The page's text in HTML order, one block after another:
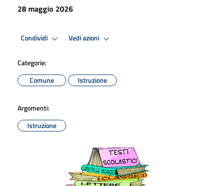
28 maggio 2026
Condividi Vedi azioni
Categorie:
Comune
Istruzione
Argomenti:
Istruzione